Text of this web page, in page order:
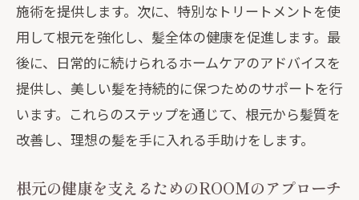
根元から髪質を改善するための科学的ア
プローチ
ROOMのメソッドがもたらす髪の変化
根元からのアプローチが髪質改善の鍵
髪の根元へのアプローチで得られる長期
的効果
ROOMの最新メソッドで根元から輝く髪
施術を提供します。次に、特別なトリートメントを使
用して根元を強化し、髪全体の健康を促進します。最
後に、日常的に続けられるホームケアのアドバイスを
提供し、美しい髪を持続的に保つためのサポートを行
います。これらのステップを通じて、根元から髪質を
改善し、理想の髪を手に入れる手助けをします。
根元の健康を支えるためのROOMのアプローチ